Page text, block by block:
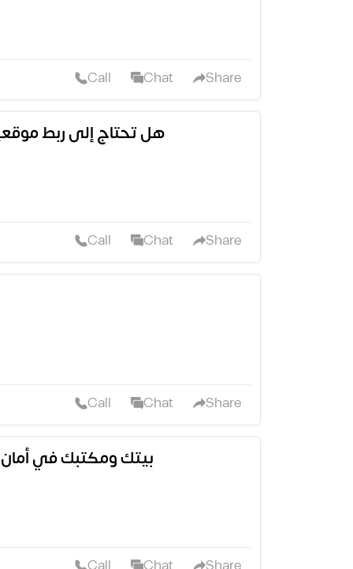
Call Chat Share
هل تحتاج إلى ربط
Call Chat Share
Call Chat Share
🚨 بيتك ومكتبك في